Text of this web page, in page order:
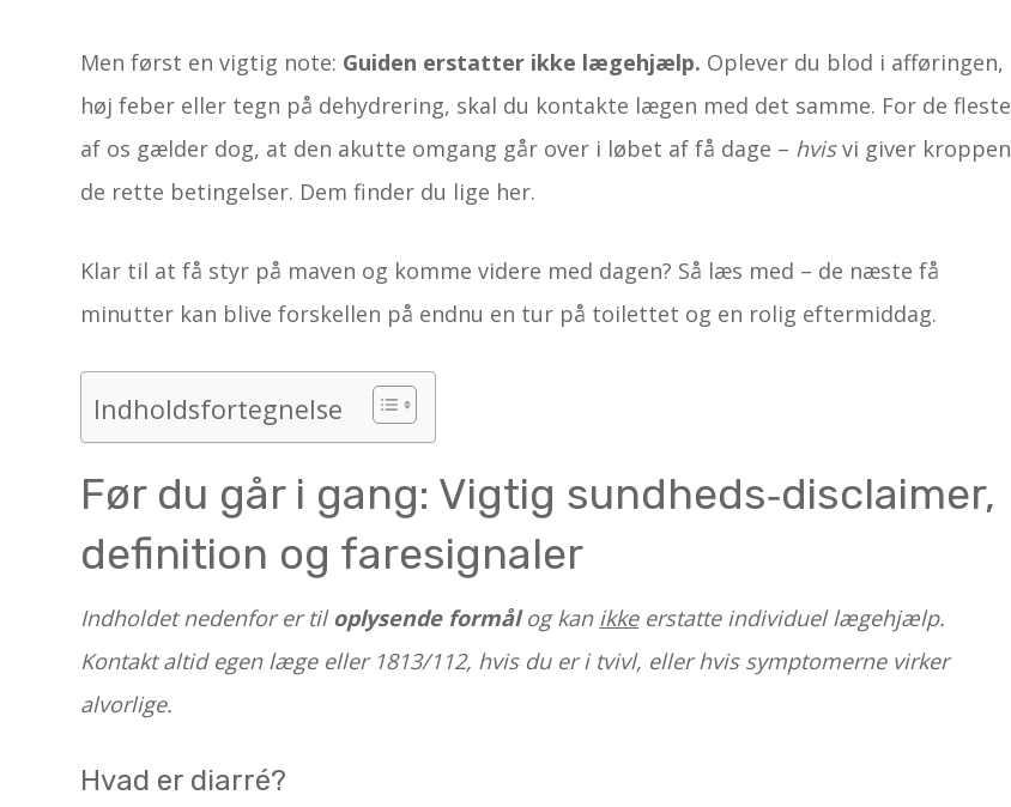
Men først en vigtig note: Guiden erstatter ikke lægehjælp. Oplever du blod i afføringen,
høj feber eller tegn på dehydrering, skal du kontakte lægen med det samme. For de fleste
af os gælder dog, at den akutte omgang går over i løbet af få dage – hvisvi giver kroppen
de rette betingelser. Dem finder du lige her.
Klar til at få styr på maven og komme videre med dagen? Så læs med – de næste få
minutter kan blive forskellen på endnu en tur på toilettet og en rolig eftermiddag.
Indholdsfortegnelse
Før du går i gang: Vigtig sundheds‑disclaimer,
definition og faresignaler
Indholdet nedenfor er tiloplysende formålog kan ikkeerstatte individuel lægehjælp.
Kontakt altid egen læge eller 1813/112, hvis du er i tvivl, eller hvis symptomerne virker
alvorlige.
Hvad er diarré?